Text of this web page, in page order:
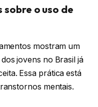
o uso de
mostram um
jovens no Brasil já
Essa prática está
mentais.